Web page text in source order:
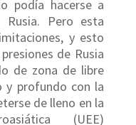
podía hacerse a
Pero esta
y esto
de Rusia
de zona de libre
y profundo con la
de lleno en la
(UEE)